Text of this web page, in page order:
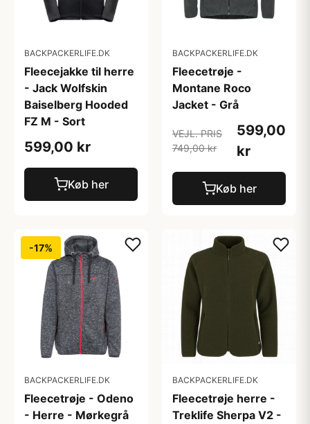
BACKPACKERLIFE.DK
Fleecejakke til herre
- Jack Wolfskin
Baiselberg Hooded
FZ M - Sort
599,00 kr
Køb her
BACKPACKERLIFE.DK
Fleecetrøje -
Montane Roco
Jacket - Grå
VEJL. PRIS
749,00 kr
599,00
kr
Køb her
-17%
BACKPACKERLIFE.DK
Fleecetrøje - Odeno
- Herre - Mørkegrå
BACKPACKERLIFE.DK
Fleecetrøje herre -
Treklife Sherpa V2 -